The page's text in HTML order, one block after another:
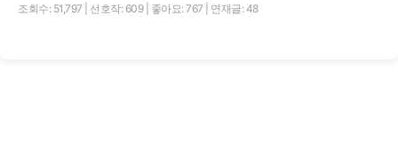
조회수: 51,797 선호작: 609 좋아요: 767 연재글: 48